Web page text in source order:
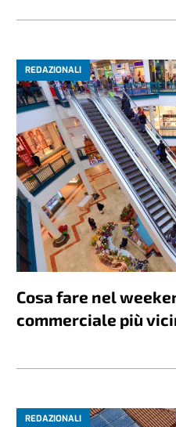
REDAZIONALI
Cosa fare nel
commerciale più
REDAZIONALI